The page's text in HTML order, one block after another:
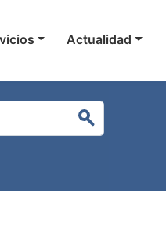
Actualidad
Buscar